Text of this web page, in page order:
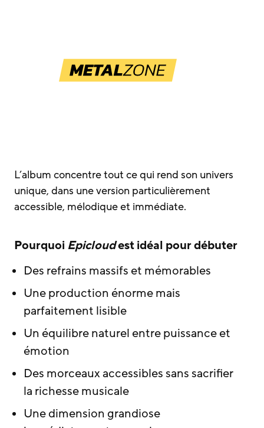
L’album concentre tout ce qui rend son univers
unique, dans une version particulièrement
accessible, mélodique et immédiate.
Pourquoi Epicloudest idéal pour débuter
Des refrains massifs et mémorables
Une production énorme mais
parfaitement lisible
Un équilibre naturel entre puissance et
émotion
Des morceaux accessibles sans sacrifier
la richesse musicale
Une dimension grandiose